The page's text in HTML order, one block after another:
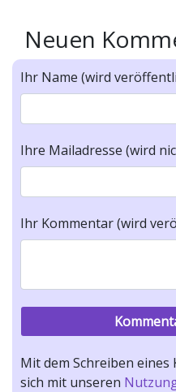
Neuen
Ihr Name (wird
Ihre Mailadresse (wird
Ihr Kommentar (wird
Mit dem Schreiben
sich mit unseren